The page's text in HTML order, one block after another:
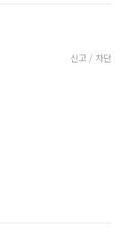
신고 / 차단